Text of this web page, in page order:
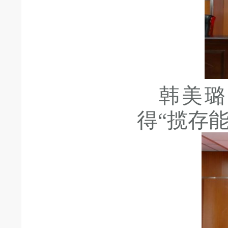
韩美
得“揽存